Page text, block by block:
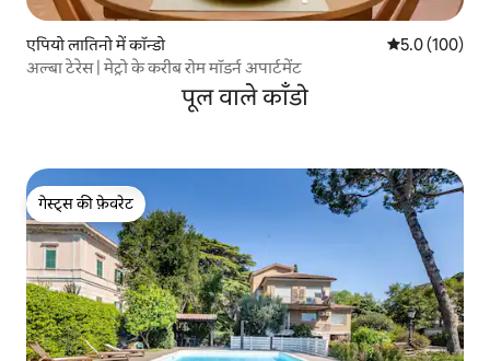
एपियो लातिनो में कॉन्डो औसत रेटिंग 5 में
5.0 (100)
अल्बा टेरेस | मेट्रो के करीब रोम मॉडर्न अपार्टमेंट
पूल वाले काँडो
गेस्ट्स की फ़ेवरेट
गेस्ट्स की फ़ेवरेट